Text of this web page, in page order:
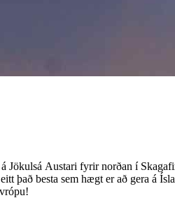
Austari fyrir norðan í
það besta sem hægt er að gera á